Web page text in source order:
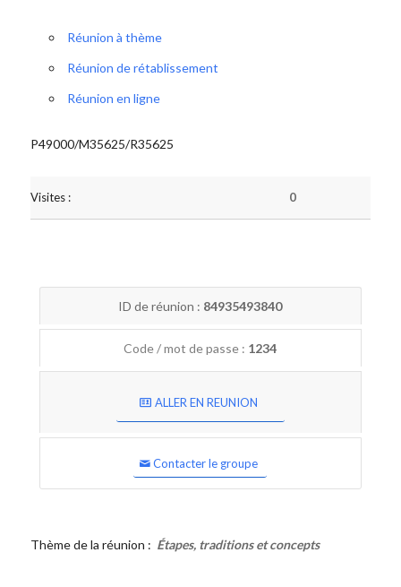
Réunion à thème
Réunion de rétablissement
Réunion en ligne
P49000/M35625/R35625
Visites : 0
ID de réunion : 84935493840
Code / mot de passe : 1234
ALLER EN REUNION
Contacter le groupe
Thème de la réunion : Étapes, traditions et concepts